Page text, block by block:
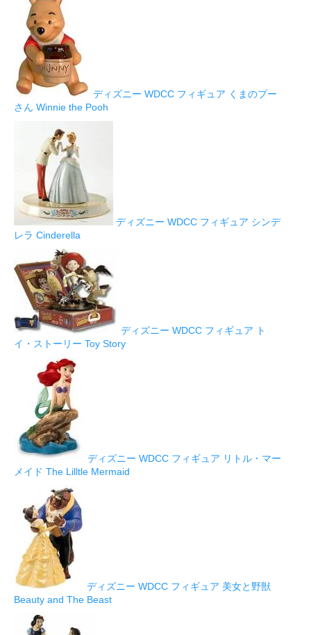
ディズニー WDCC フィギュア くまのプー
さん Winnie the Pooh
ディズニー WDCC フィギュア シンデ
レラ Cinderella
ディズニー WDCC フィギュア ト
イ・ストーリー Toy Story
ディズニー WDCC フィギュア リトル・マー
メイド The Lilltle Mermaid
ディズニー WDCC フィギュア 美女と野獣
Beauty and The Beast